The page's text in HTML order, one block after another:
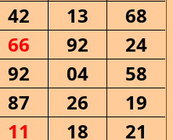
42 13
68
66 92
24
92 04
58
87 26
19
11 18
21